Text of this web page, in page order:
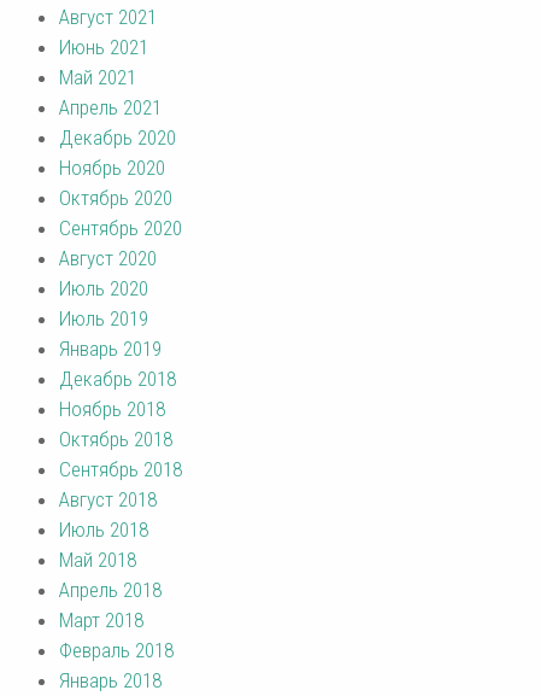
Август 2021
Июнь 2021
Май 2021
Апрель 2021
Декабрь 2020
Ноябрь 2020
Октябрь 2020
Сентябрь 2020
Август 2020
Июль 2020
Июль 2019
Январь 2019
Декабрь 2018
Ноябрь 2018
Октябрь 2018
Сентябрь 2018
Август 2018
Июль 2018
Май 2018
Апрель 2018
Март 2018
Февраль 2018
Январь 2018